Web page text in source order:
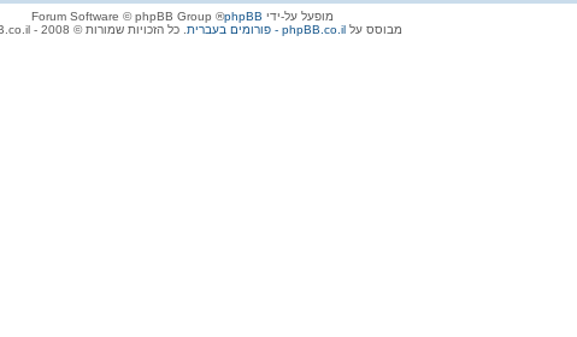
מופעל על-ידי phpBB
® Forum Software © phpBB Group
מבוסס עלphpBB.co.il - פורומים בעברית . כל הזכויות שמורות © 2008 - phpBB.co.il.